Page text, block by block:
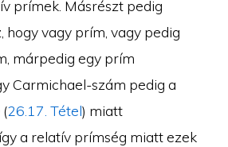
prímek. Másrészt pedig
hogy vagy prím, vagy pedig
márpedig egy prím
Carmichael-szám pedig a
(26.17. Tétel) miatt
a relatív prímség miatt ezek